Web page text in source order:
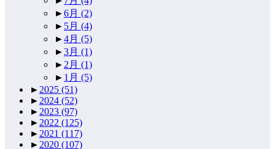
►6月 (2)
► 5月 (4)
►4月 (5)
►3月 (1)
► 2月 (1)
► 1月 (5)
► 2025 (51)
► 2024 (52)
► 2023 (97)
► 2022 (125)
► 2021 (117)
► 2020 (107)